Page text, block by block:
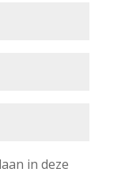
in deze